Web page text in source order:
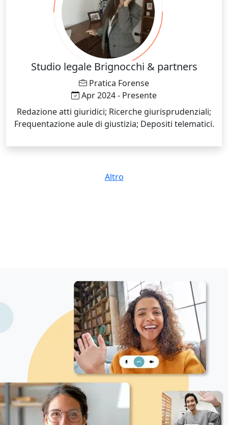
Studio legale Brignocchi & partners
Pratica Forense
Apr 2024 - Presente
Redazione atti giuridici; Ricerche giurisprudenziali;
Frequentazione aule di giustizia; Depositi telematici.
Altro